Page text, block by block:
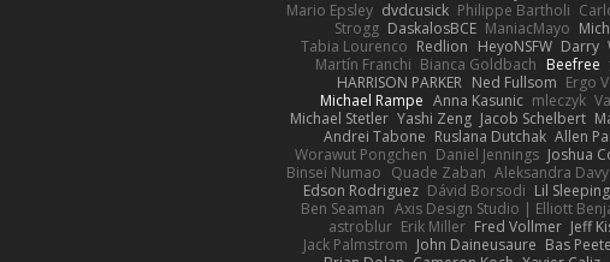
Mario Epsley dvdcusick Philippe Bartholi
Strogg DaskalosBCE ManiacMayo
Tabia Lourenco Redlion HeyoNSFW Darry
Martín Franchi Bianca Goldbach Beefree
HARRISON PARKER Ned Fullsom Ergo
Michael Rampe Anna Kasunic mleczyk
Michael Stetler Yashi Zeng Jacob Schelbert
Andrei Tabone Ruslana Dutchak Allen
Worawut Pongchen Daniel Jennings Joshua
Binsei Numao Quade Zaban Aleksandra
Edson Rodriguez Dávid Borsodi Lil
Ben Seaman Axis Design Studio | Elliott
astroblur Erik Miller Fred Vollmer Jeff
Jack Palmstrom John Daineusaure Bas